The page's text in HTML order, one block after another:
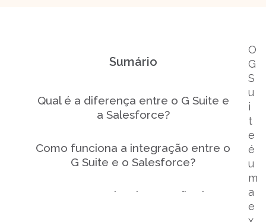
O
G
S
u
i
t
e
é
u
m
a
e
Sumário
Qual é a diferença entre o G Suite e
a Salesforce?
Como funciona a integração entre o
G Suite e o Salesforce?
De que modo a integração das